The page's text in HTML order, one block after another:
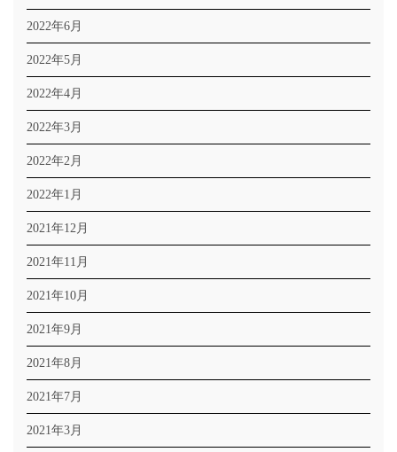
2022年6月
2022年5月
2022年4月
2022年3月
2022年2月
2022年1月
2021年12月
2021年11月
2021年10月
2021年9月
2021年8月
2021年7月
2021年3月